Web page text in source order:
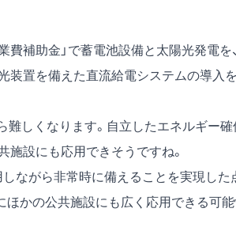
補助金」で蓄電池設備と太陽光発電を
装置を備えた直流給電システムの導入
しくなります。自立したエネルギー確
施設にも応用できそうですね。
しながら非常時に備えることを実現した
ほかの公共施設にも広く応用できる可